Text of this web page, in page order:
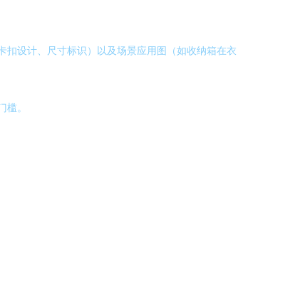
扣设计、尺寸标识）以及场景应用图（如收纳箱在衣
。